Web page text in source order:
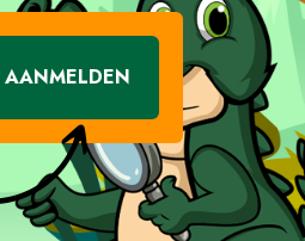
AANMELDEN